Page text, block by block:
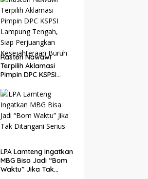
Raston Nawawi
Terpilih Aklamasi
Pimpin DPC KSPSI
Siap Perjuangkan
Kesejahteraan Buruh
LPA Lamteng Ingatkan
MBG Bisa Jadi “Bom
Waktu” Jika Tak